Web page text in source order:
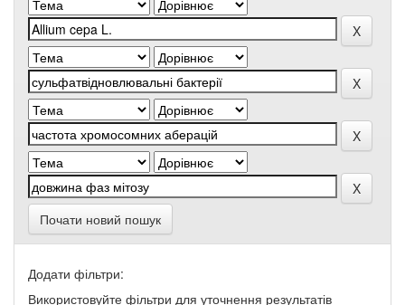
Почати новий пошук
Додати фільтри:
Використовуйте фільтри для уточнення результатів